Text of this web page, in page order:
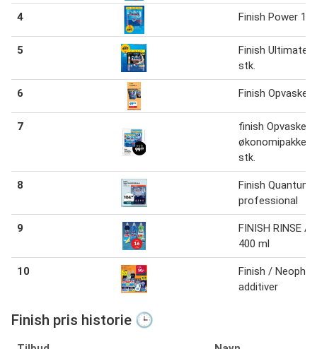
4 Finish Power 1
5
Finish Ultimate 1
stk.
6 Finish
7
finish
økonomipakke 2
stk.
8
Finish Quantum
professional
9
FINISH RINSE
400 ml
10
Finish / Neophos
additiver
Finish pris historie 🕒